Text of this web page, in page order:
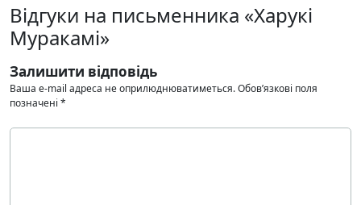
Відгуки на письменника «Харукі
Муракамі»
Залишити відповідь
Ваша e-mail адреса не оприлюднюватиметься.Обов’язкові поля
позначені *